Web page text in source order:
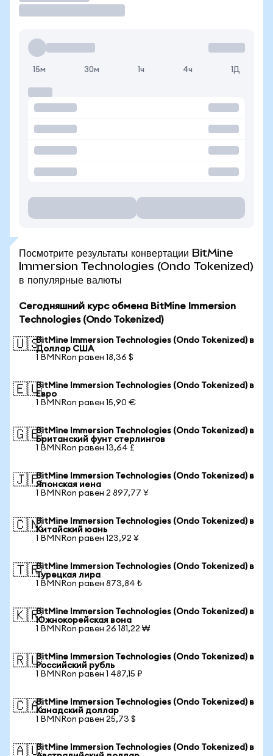
15м 30м 1ч 4ч 1Д
Посмотрите результаты конвертации BitMine
Immersion Technologies (Ondo Tokenized)
в популярные валюты
Сегодняшний курс обмена BitMine Immersion
Technologies (Ondo Tokenized)
🇺🇸BitMine Immersion Technologies (Ondo Tokenized) в
Доллар США
1 BMNRon равен 18,36 $
🇪🇺BitMine Immersion Technologies (Ondo Tokenized) в
Евро
1 BMNRon равен 15,90 €
🇬🇧BitMine Immersion Technologies (Ondo Tokenized) в
Британский фунт стерлингов
1 BMNRon равен 13,64 £
🇯🇵BitMine Immersion Technologies (Ondo Tokenized) в
Японская иена
1 BMNRon равен 2 897,77 ¥
🇨🇳BitMine Immersion Technologies (Ondo Tokenized) в
Китайский юань
1 BMNRon равен 123,92 ¥
🇹🇷BitMine Immersion Technologies (Ondo Tokenized) в
Турецкая лира
1 BMNRon равен 873,84 ₺
🇰🇷BitMine Immersion Technologies (Ondo Tokenized) в
Южнокорейская вона
1 BMNRon равен 26 181,22 ₩
🇷🇺BitMine Immersion Technologies (Ondo Tokenized) в
Российский рубль
1 BMNRon равен 1 487,15 ₽
🇨🇦BitMine Immersion Technologies (Ondo Tokenized) в
Канадский доллар
1 BMNRon равен 25,73 $
🇦🇺BitMine Immersion Technologies (Ondo Tokenized) в